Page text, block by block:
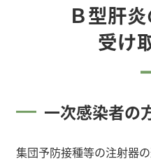
Ｂ型肝
受け
一次感染者の
集団予防接種等の注射器